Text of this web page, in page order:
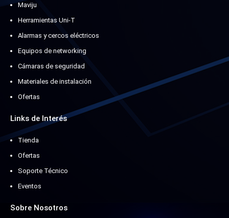
Maviju
Herramientas Uni-T
Alarmas y cercos eléctricos
Equipos de networking
Cámaras de seguridad
Materiales de instalación
Ofertas
Links de Interés
Tienda
Ofertas
Soporte Técnico
Eventos
Sobre Nosotros